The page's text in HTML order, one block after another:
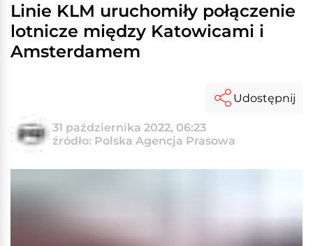
Linie KLM uruchomiły połączenie
lotnicze między Katowicami i
Amsterdamem
31 października 2022, 06:23
źródło: Polska Agencja Prasowa
Udostępnij